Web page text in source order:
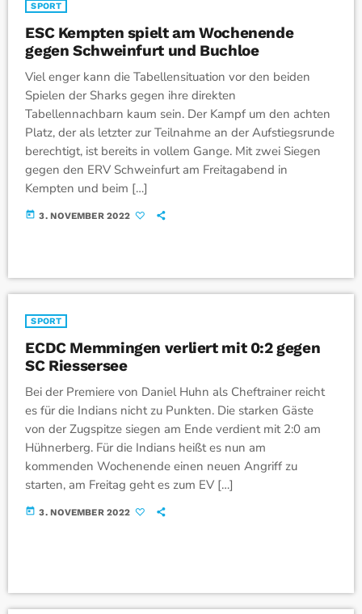
SPORT
ESC Kempten spielt am Wochenende
gegen Schweinfurt und Buchloe
Viel enger kann die Tabellensituation vor den beiden
Spielen der Sharks gegen ihre direkten
Tabellennachbarn kaum sein. Der Kampf um den achten
Platz, der als letzter zur Teilnahme an der Aufstiegsrunde
berechtigt, ist bereits in vollem Gange. Mit zwei Siegen
gegen den ERV Schweinfurt am Freitagabend in
Kempten und beim […]
today 3. NOVEMBER 2022
SPORT
ECDC Memmingen verliert mit 0:2 gegen
SC Riessersee
Bei der Premiere von Daniel Huhn als Cheftrainer reicht
es für die Indians nicht zu Punkten. Die starken Gäste
von der Zugspitze siegen am Ende verdient mit 2:0 am
Hühnerberg. Für die Indians heißt es nun am
kommenden Wochenende einen neuen Angriff zu
starten, am Freitag geht es zum EV […]
today 3. NOVEMBER 2022